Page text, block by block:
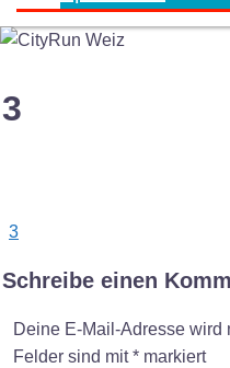
3
Post
3
Schreibe einen
Deine E-Mail-Adresse wird
Felder sind mit* markiert